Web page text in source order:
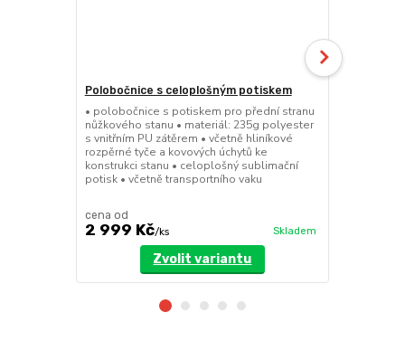
Polobočnice s celoplošným potiskem
• polobočnice s potiskem pro přední stranu
nůžkového stanu • materiál: 235g polyester
s vnitřním PU zátěrem • včetně hliníkové
rozpěrné tyče a kovových úchytů ke
konstrukci stanu • celoplošný sublimační
potisk • včetně transportního vaku
cena od
2 999 Kč/ks Skladem
Zvolit variantu